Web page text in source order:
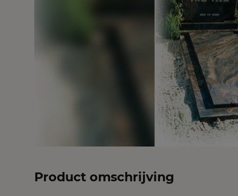
Product omschrijving